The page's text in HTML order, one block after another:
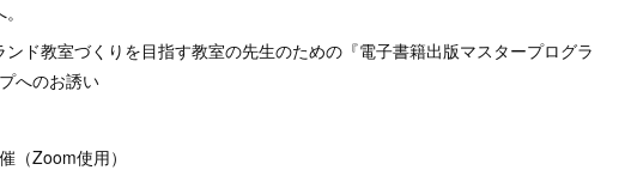
ド教室づくりを目指す教室の先生のための『電子書籍出版マスタープログラ
へのお誘い
（Zoom使用）